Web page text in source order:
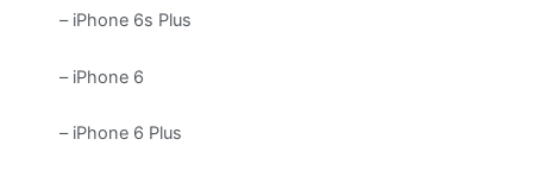
– iPhone 6s Plus
– iPhone 6
– iPhone 6 Plus